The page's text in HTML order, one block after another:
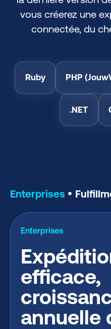
vous créerez une
connectée, du
Ruby PHP
.NET
Enterprises
Enterprises
efficace,
annuelle